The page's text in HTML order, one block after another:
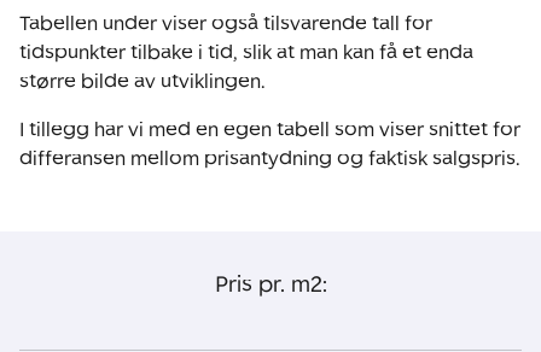
Tabellen under viser også tilsvarende tall for
tidspunkter tilbake i tid, slik at man kan få et enda
større bilde av utviklingen.
I tillegg har vi med en egen tabell som viser snittet for
differansen mellom prisantydning og faktisk salgspris.
Pris pr. m2: